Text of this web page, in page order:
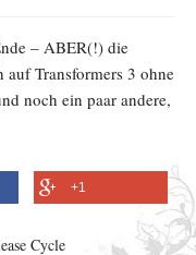
– ABER(!) die
auf Transformers 3 ohne
noch ein paar andere,
+1
Cycle